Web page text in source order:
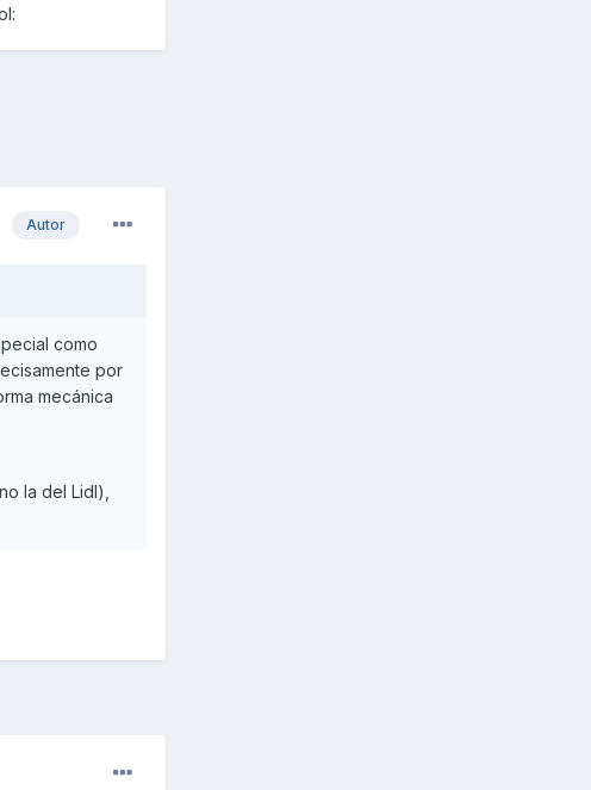
Autor
como
por
mecánica
la del Lidl),